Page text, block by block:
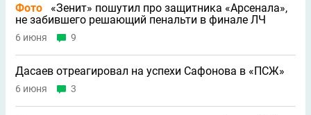
Фото
«Зенит» пошутил про защитника «Арсенала»,
не забившего решающий пенальти в финале ЛЧ
6 июня 9
Дасаев отреагировал на успехи Сафонова в «ПСЖ»
6 июня 3